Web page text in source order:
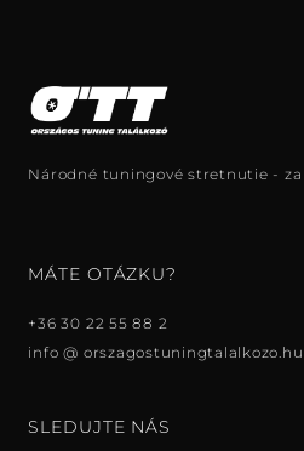
Národné tuningové stretnutie -
MÁTE OTÁZKU?
+36 30 22 55 88 2
info @ orszagostuningtalalkozo.hu
SLEDUJTE NÁS